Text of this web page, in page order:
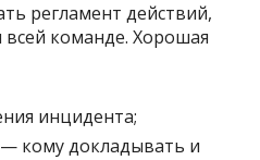
регламент действий,
команде. Хорошая
инцидента;
кому докладывать и